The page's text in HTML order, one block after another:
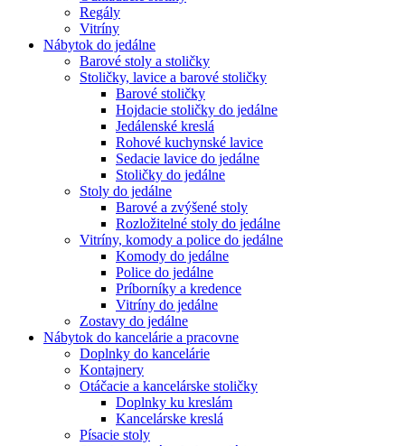
Regály
Vitríny
Nábytok do jedálne
Barové stoly a stoličky
Stoličky, lavice a barové stoličky
Barové stoličky
Hojdacie stoličky do jedálne
Jedálenské kreslá
Rohové kuchynské lavice
Sedacie lavice do jedálne
Stoličky do jedálne
Stoly do jedálne
Barové a zvýšené stoly
Rozložitelné stoly do jedálne
Vitríny, komody a police do jedálne
Komody do jedálne
Police do jedálne
Príborníky a kredence
Vitríny do jedálne
Zostavy do jedálne
Nábytok do kancelárie a pracovne
Doplnky do kancelárie
Kontajnery
Otáčacie a kancelárske stoličky
Doplnky ku kreslám
Kancelárske kreslá
Písacie stoly